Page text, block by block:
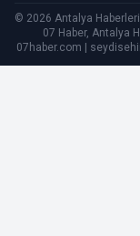
© 2026 Antalya
07 Haber, Antalya
07haber.com |